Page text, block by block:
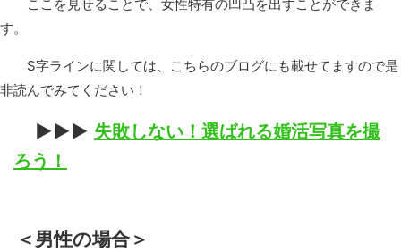
ここを見せることで、女性特有の凹凸を出すことができま
す。
S字ラインに関しては、こちらのブログにも載せてますので是
非読んでみてください！
▶︎▶︎▶︎ 失敗しない！選ばれる婚活写真を撮
ろう！
＜男性の場合＞